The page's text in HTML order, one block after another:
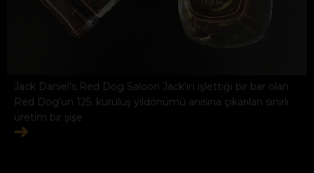
Jack Daniel's Red Dog Saloon Jack'in işlettiği bir bar olan
Red Dog'un 125. kuruluş yıldönümü anısına çıkarılan sınırlı
üretim bir şişe